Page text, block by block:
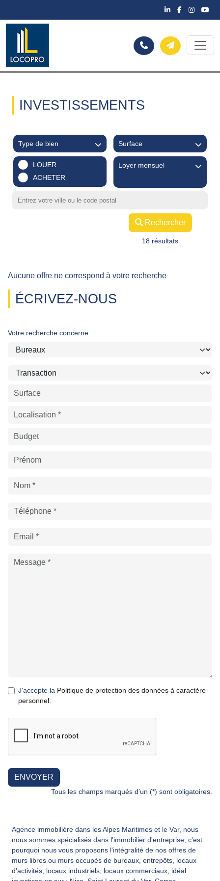
INVESTISSEMENTS
Type de bien Surface
LOUER
ACHETER
Loyer mensuel
Rechercher
18 résultats
Aucune offre ne correspond à votre recherche
ÉCRIVEZ-NOUS
Votre recherche concerne:
J'accepte la Politique de protection des données à caractère
personnel.
ENVOYER
Tous les champs marqués d'un (*) sont obligatoires.
Agence immobilière dans les Alpes Maritimes et le Var, nous
nous sommes spécialisés dans l'immobilier d'entreprise, c'est
pourquoi nous vous proposons l'intégralité de nos offres de
murs libres ou murs occupés de bureaux, entrepôts, locaux
d'activités, locaux industriels, locaux commerciaux, idéal